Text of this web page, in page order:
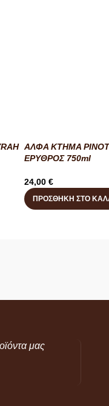
ΑΛΦΑ ΚΤΗΜΑ PINOT
ΕΡΥΘΡΟΣ 750ml
24,00 €
ΠΡΟΣΘΉΚΗ ΣΤΟ
μας